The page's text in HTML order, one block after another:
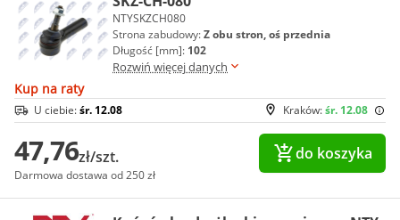
NTYSKZCH080
Strona zabudowy:Z obu stron, oś przednia
Długość [mm]: 102
Rozwiń więcej danych
Kup na raty
Kraków:śr. 12.08
U ciebie:śr. 12.08
47,76zł/szt.
Darmowa dostawa od 250 zł
do koszyka